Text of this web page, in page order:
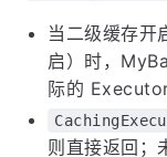
当二级缓存开
启）时，
际的
则直接返回；